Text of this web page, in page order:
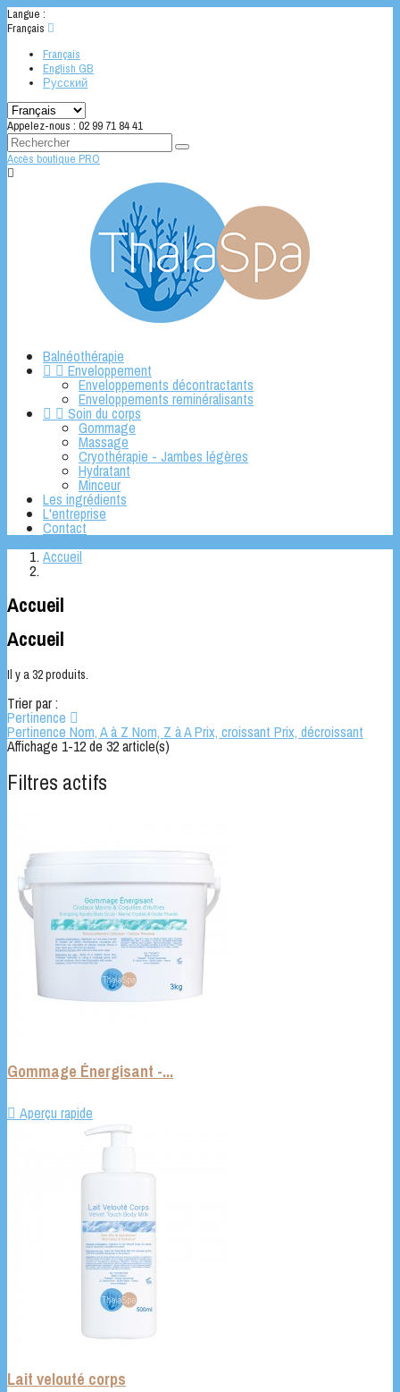
Langue :
Français 
Français
English GB
Русский
Appelez-nous : 02 99 71 84 41
Accès boutique PRO

Balnéothérapie
  Enveloppement
Enveloppements décontractants
Enveloppements reminéralisants
  Soin du corps
Gommage
Massage
Cryothérapie - Jambes légères
Hydratant
Minceur
Les ingrédients
L'entreprise
Contact
Accueil
Accueil
Accueil
Il y a 32 produits.
Trier par :
Pertinence 
Pertinence Nom, A à Z Nom, Z à APrix, croissant Prix, décroissant
Affichage 1-12 de 32 article(s)
Filtres actifs
Gommage Énergisant -...
 Aperçu rapide
Lait velouté corps